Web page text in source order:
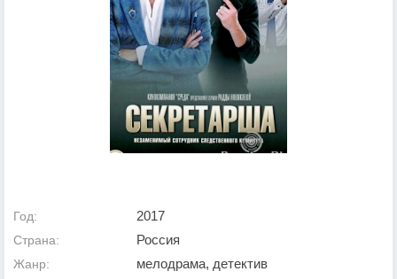
Год: 2017
Страна: Россия
Жанр: мелодрама, детектив